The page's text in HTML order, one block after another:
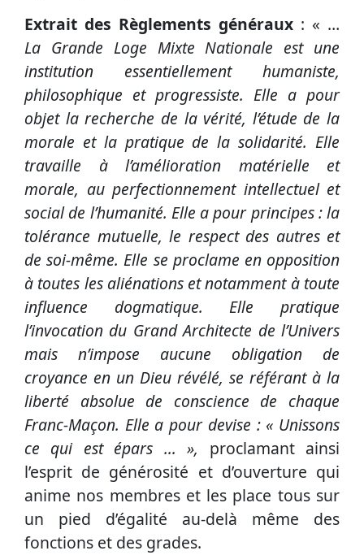
Extrait des Règlements généraux : « …
La Grande Loge Mixte Nationale est une
institution essentiellement humaniste,
philosophique et progressiste. Elle a pour
objet la recherche de la vérité, l’étude de la
morale et la pratique de la solidarité. Elle
travaille à l’amélioration matérielle et
morale, au perfectionnement intellectuel et
social de l’humanité. Elle a pour principes : la
tolérance mutuelle, le respect des autres et
de soi-même. Elle se proclame en opposition
à toutes les aliénations et notamment à toute
influence dogmatique. Elle pratique
l’invocation du Grand Architecte de l’Univers
mais n’impose aucune obligation de
croyance en un Dieu révélé, se référant à la
liberté absolue de conscience de chaque
Franc-Maçon. Elle a pour devise : « Unissons
ce qui est épars … », proclamant ainsi
l’esprit de générosité et d’ouverture qui
anime nos membres et les place tous sur
un pied d’égalité au-delà même des
fonctions et des grades.